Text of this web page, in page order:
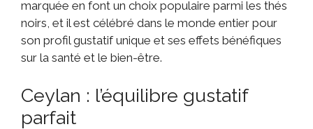
marquée en font un choix populaire parmi les thés
noirs, et il est célébré dans le monde entier pour
son profil gustatif unique et ses effets bénéfiques
sur la santé et le bien-être.
Ceylan : l’équilibre gustatif
parfait